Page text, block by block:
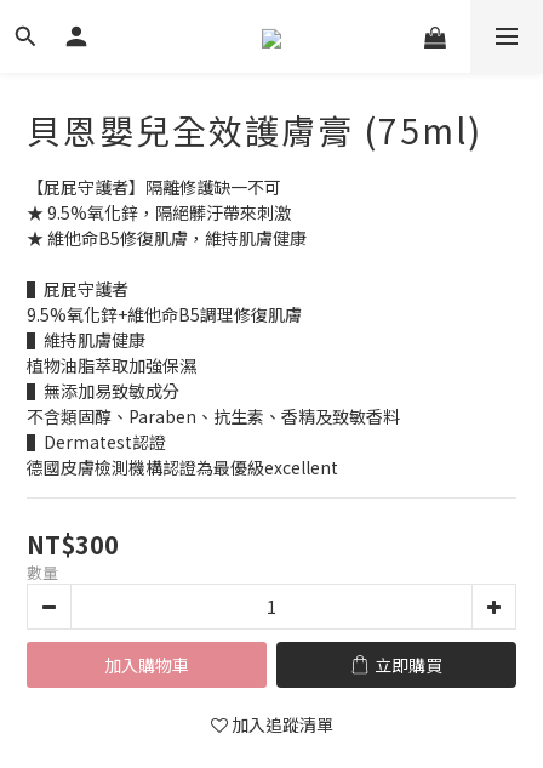
貝恩嬰兒全效護膚膏 (75ml)
【屁屁守護者】隔離修護缺一不可
★ 9.5%氧化鋅，隔絕髒汙帶來刺激
★ 維他命B5修復肌膚，維持肌膚健康
▌屁屁守護者
9.5%氧化鋅+維他命B5調理修復肌膚
▌維持肌膚健康
植物油脂萃取加強保濕
▌無添加易致敏成分
不含類固醇、Paraben、抗生素、香精及致敏香料
▌Dermatest認證
德國皮膚檢測機構認證為最優級excellent
NT$300
數量
加入購物車 立即購買
加入追蹤清單